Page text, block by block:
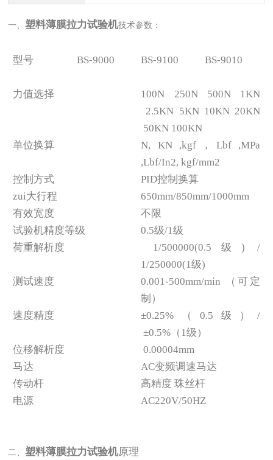
一、塑料薄膜拉力试验机技术参数：
型号 BS-9000 BS-9100 BS-9010
力值选择
100N 250N 500N 1KN
2.5KN 5KN 10KN 20KN
50KN 100KN
单位换算
N, KN ,kgf，Lbf ,MPa
,Lbf/In2, kgf/mm2
控制方式
PID控制换算
zui大行程
650mm/850mm/1000mm
有效宽度
不限
试验机精度等级
0.5级/1级
荷重解析度
1/500000(0.5级) /
1/250000(1级)
测试速度
0.001-500mm/min （可定
制）
速度精度
±0.25%（0.5级）/
±0.5%（1级）
位移解析度
0.00004mm
马达
AC变频调速马达
传动杆
高精度 珠丝杆
电源
AC220V/50HZ
二、塑料薄膜拉力试验机原理